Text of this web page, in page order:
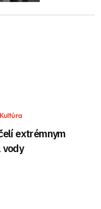
Kultúra
extrémnym
vody